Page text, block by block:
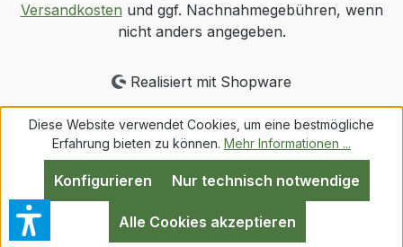
Versandkosten und ggf. Nachnahmegebühren, wenn
nicht anders angegeben.
Realisiert mit Shopware
Diese Website verwendet Cookies, um eine bestmögliche
Erfahrung bieten zu können. Mehr Informationen ...
Nur technisch notwendige
Konfigurieren
Alle Cookies akzeptieren